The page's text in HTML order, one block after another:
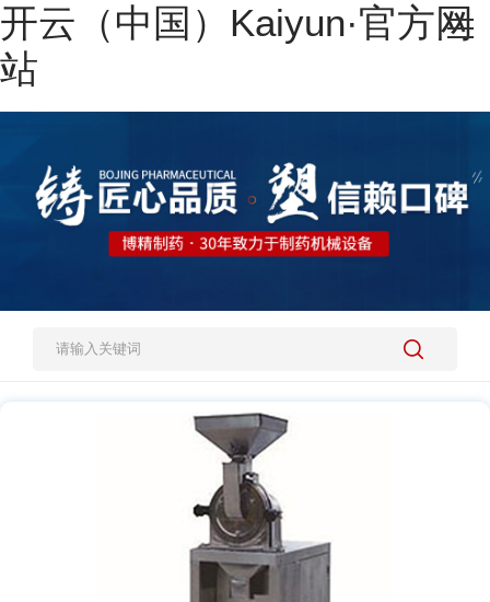
开云（中国）Kaiyun·官方网
站
网站开云（中国）Kaiyun·官方网站
热销产品
新闻资讯
人才招聘